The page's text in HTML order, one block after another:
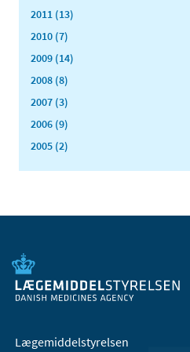
2011 (13)
2010 (7)
2009 (14)
2008 (8)
2007 (3)
2006 (9)
2005 (2)
Lægemiddelstyrelsen